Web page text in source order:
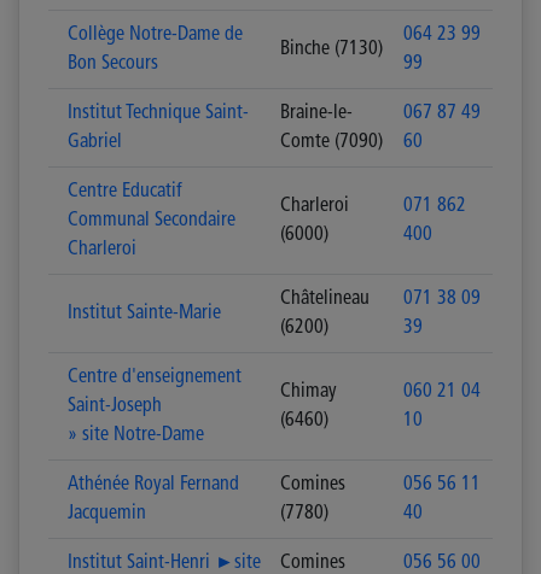
Collège Notre-Dame de
Bon Secours
Binche (7130)
064 23 99
99
Institut Technique Saint-
Gabriel
Braine-le-
Comte (7090)
067 87 49
60
Centre Educatif
Communal Secondaire
Charleroi
Charleroi
(6000)
071 862
400
Institut Sainte-Marie
Châtelineau
(6200)
071 38 09
39
Centre d'enseignement
Saint-Joseph
» site Notre-Dame
Chimay
(6460)
060 21 04
10
Athénée Royal Fernand
Jacquemin
Comines
(7780)
056 56 11
40
Institut Saint-Henri ►site
Comines
056 56 00